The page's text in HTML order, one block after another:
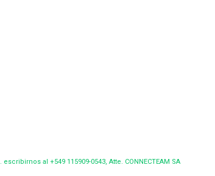
al +549 115909-0543, Atte. CONNECTEAM SA